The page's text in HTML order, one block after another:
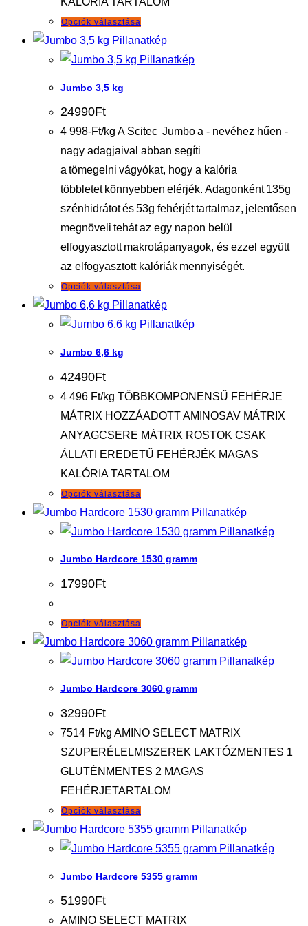
választhatók
Opciók választása
a
terméknek
A
változatok
a
termékoldalon
választhatók
ki
Pillanatkép
Pillanatkép
Jumbo 3,5 kg
24990Ft
4 998-Ft/kg A Scitec Jumbo a - nevéhez hűen -
nagy adagjaival abban segíti
a tömegelni vágyókat, hogy a kalória
többletet könnyebben elérjék. Adagonként 135g
szénhidrátot és 53g fehérjét tartalmaz, jelentősen
megnöveli tehát az egy napon belül
elfogyasztott makrotápanyagok, és ezzel együtt
az elfogyasztott kalóriák mennyiségét.
Opciók választása
a
terméknek
A
változatok
a
termékoldalon
választhatók
Pillanatkép
Pillanatkép
Jumbo 6,6 kg
42490Ft
4 496 Ft/kg TÖBBKOMPONENSŰ FEHÉRJE
MÁTRIX HOZZÁADOTT AMINOSAV MÁTRIX
ANYAGCSERE MÁTRIX ROSTOK CSAK
ÁLLATI EREDETŰ FEHÉRJÉK MAGAS
KALÓRIA TARTALOM
Opciók választása
a
terméknek
a
termékoldalon
választhatók
Pillanatkép
Pillanatkép
Jumbo Hardcore 1530 gramm
17990Ft
Opciók választása
a
terméknek
A
változatok
a
termékoldalon
ki
Pillanatkép
Pillanatkép
Jumbo Hardcore 3060 gramm
32990Ft
7514 Ft/kg AMINO SELECT MATRIX
SZUPERÉLELMISZEREK LAKTÓZMENTES 1
GLUTÉNMENTES 2 MAGAS
FEHÉRJETARTALOM
Opciók választása
a
terméknek
Pillanatkép
Pillanatkép
Jumbo Hardcore 5355 gramm
51990Ft
AMINO SELECT MATRIX